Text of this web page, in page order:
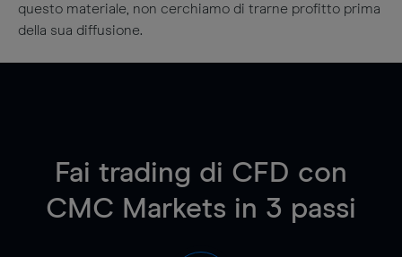
questo materiale, non cerchiamo di trarne profitto prima
della sua diffusione.
Fai trading di CFD con
CMC Markets in 3 passi